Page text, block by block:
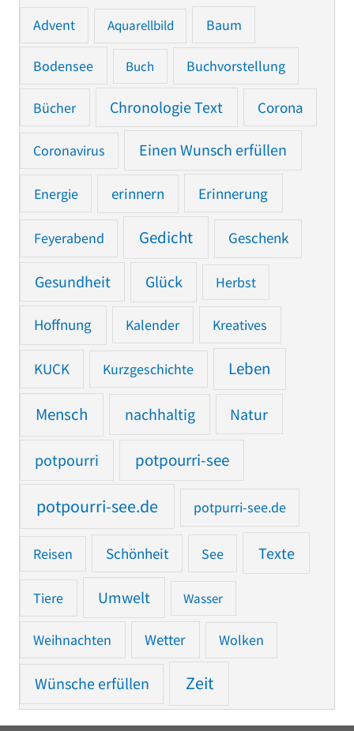
Advent Aquarellbild Baum
Bodensee Buch Buchvorstellung
Bücher Chronologie Text Corona
Coronavirus Einen Wunsch erfüllen
Energie erinnern Erinnerung
Feyerabend Gedicht Geschenk
Gesundheit Glück Herbst
Hoffnung Kalender Kreatives
KUCK Kurzgeschichte Leben
Mensch nachhaltig Natur
potpourri potpourri-see
potpourri-see.de potpurri-see.de
Reisen Schönheit See Texte
Tiere Umwelt Wasser
Weihnachten Wetter Wolken
Wünsche erfüllen Zeit